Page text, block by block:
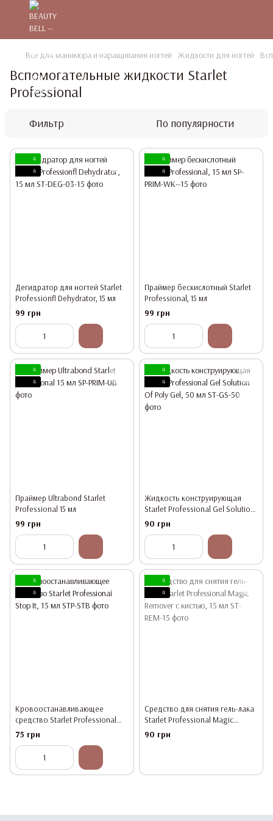
Все для маникюра и наращивания ногтей Жидкости для ногтей
Вспомогательные жидкости Starlet
Professional
Фильтр По популярности
4
4
Дегидратор для ногтей Starlet
Professionfl Dehydrator, 15 мл
99 грн
4
4
Праймер бескислотный Starlet
Professional, 15 мл
99 грн
4
4
Праймер Ultrabond Starlet
Professional 15 мл
99 грн
4
4
Жидкость конструирующая
Starlet Professional Gel Solution
Of Poly Gel, 50 мл
90 грн
4
4
Кровоостанавливающее
средство Starlet Professional
Stop It, 15 мл
75 грн
4
4
Средство для снятия гель-лака
Starlet Professional Magic
Remover с кистью, 15 мл
90 грн